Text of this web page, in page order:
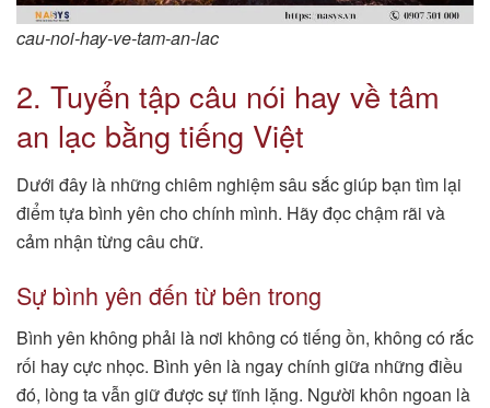
cau-noi-hay-ve-tam-an-lac
2. Tuyển tập câu nói hay về tâm
an lạc bằng tiếng Việt
Dưới đây là những chiêm nghiệm sâu sắc giúp bạn tìm lại
điểm tựa bình yên cho chính mình. Hãy đọc chậm rãi và
cảm nhận từng câu chữ.
Sự bình yên đến từ bên trong
Bình yên không phải là nơi không có tiếng ồn, không có rắc
rối hay cực nhọc. Bình yên là ngay chính giữa những điều
đó, lòng ta vẫn giữ được sự tĩnh lặng. Người khôn ngoan là